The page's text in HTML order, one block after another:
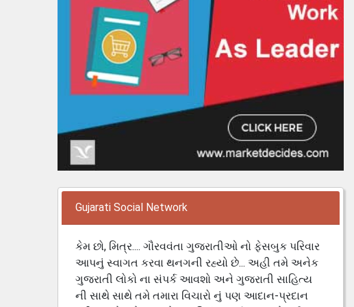
Gujarati Social Network
કેમ છો, મિત્ર.... ગૌરવવંતા ગુજરાતીઓ નો ફેસબુક પરિવાર
આપનું સ્વાગત કરવા થનગની રહ્યો છે... અહી તમે અનેક
ગુજરાતી લોકો ના સંપર્ક આવશો અને ગુજરાતી સાહિત્ય
ની સાથે સાથે તમે તમારા વિચારો નું પણ આદાન-પ્રદાન